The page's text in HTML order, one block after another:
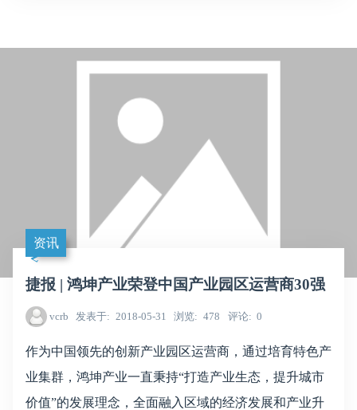
资讯
捷报 | 鸿坤产业荣登中国产业园区运营商30强
vcrb 发表于 2018-05-31 浏览 478 评论 0
作为中国领先的创新产业园区运营商，通过培育特色产
业集群，鸿坤产业一直秉持“打造产业生态，提升城市
价值”的发展理念，全面融入区域的经济发展和产业升